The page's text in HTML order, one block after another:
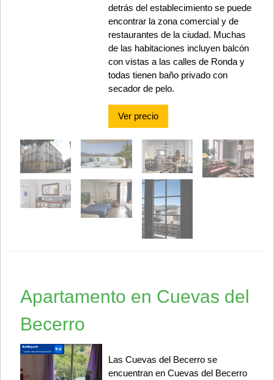
detrás del establecimiento se puede
encontrar la zona comercial y de
restaurantes de la ciudad. Muchas
de las habitaciones incluyen balcón
con vistas a las calles de Ronda y
todas tienen baño privado con
secador de pelo.
Ver precio
Apartamento en Cuevas del
Becerro
Las Cuevas del Becerro se
encuentran en Cuevas del Becerro